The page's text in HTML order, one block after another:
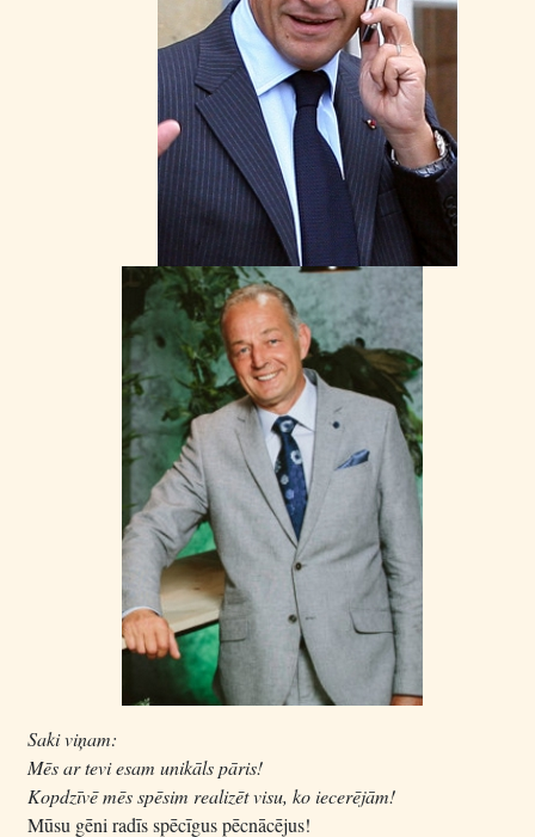
Saki viņam:
Mēs ar tevi esam unikāls pāris!
Kopdzīvē mēs spēsim realizēt visu, ko iecerējām!
Mūsu gēni radīs spēcīgus pēcnācējus!